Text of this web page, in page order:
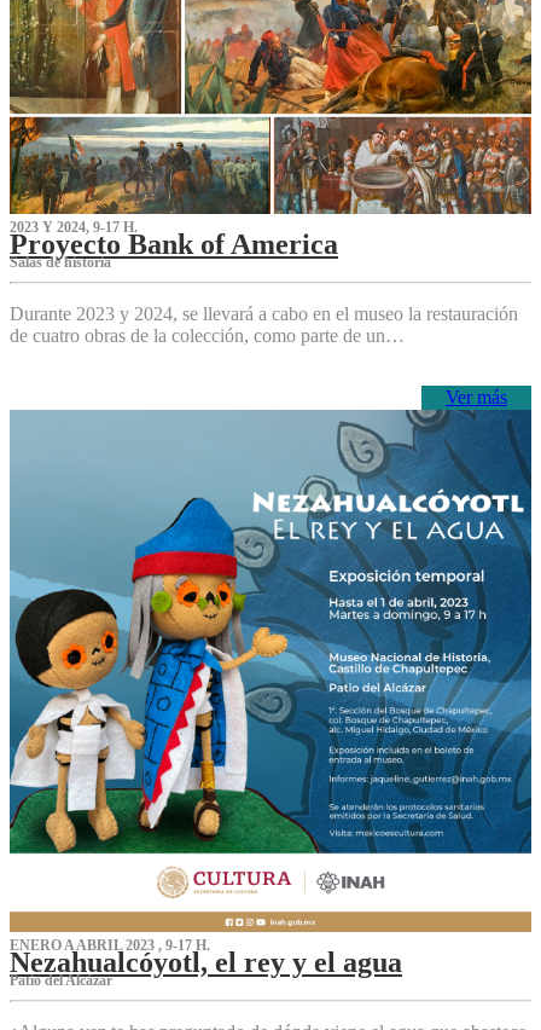
2023 Y 2024, 9-17 H.
Proyecto Bank of America
S‌alas de historia
Durante 2023 y 2024, se llevará a cabo en el museo la restauración
de cuatro obras de la colección, como parte de un…
Ver más
ENERO A ABRIL 2023 , 9-17 H.
Nezahualcóyotl, el rey y el agua
Patio del Alcázar